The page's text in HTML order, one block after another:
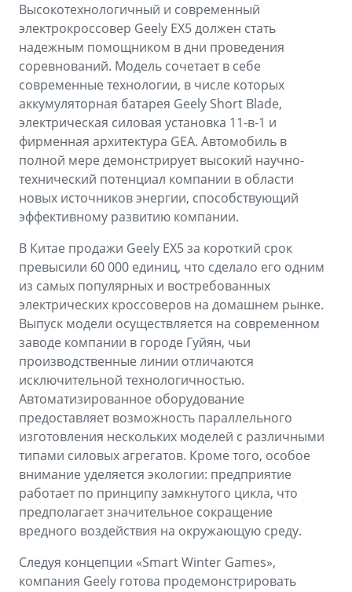
Высокотехнологичный и современный
электрокроссовер Geely EX5 должен стать
надежным помощником в дни проведения
соревнований. Модель сочетает в себе
современные технологии, в числе которых
аккумуляторная батарея Geely Short Blade,
электрическая силовая установка 11-в-1 и
фирменная архитектура GEA. Автомобиль в
полной мере демонстрирует высокий научно-
технический потенциал компании в области
новых источников энергии, способствующий
эффективному развитию компании.
В Китае продажи Geely EX5 за короткий срок
превысили 60 000 единиц, что сделало его одним
из самых популярных и востребованных
электрических кроссоверов на домашнем рынке.
Выпуск модели осуществляется на современном
заводе компании в городе Гуйян, чьи
производственные линии отличаются
исключительной технологичностью.
Автоматизированное оборудование
предоставляет возможность параллельного
изготовления нескольких моделей с различными
типами силовых агрегатов. Кроме того, особое
внимание уделяется экологии: предприятие
работает по принципу замкнутого цикла, что
предполагает значительное сокращение
вредного воздействия на окружающую среду.
Следуя концепции «Smart Winter Games»,
компания Geely готова продемонстрировать